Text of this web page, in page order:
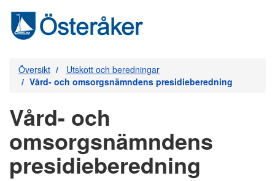
Översikt
Utskott och beredningar
Vård- och omsorgsnämndens presidieberedning
Vård- och
omsorgsnämndens
presidieberedning